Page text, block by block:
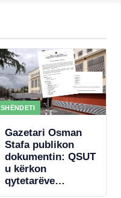
SHËNDETI
Gazetari Osman
Stafa publikon
dokumentin: QSUT
u kërkon
qytetarëve